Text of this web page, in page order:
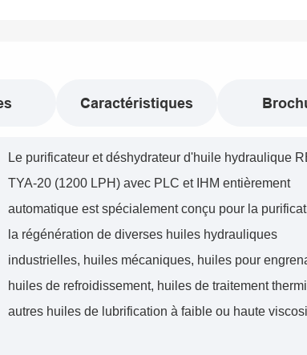
Caractéristiques
Le purificateur et déshydrateur d'huile hydraulique
TYA-20 (1200 LPH) avec PLC et IHM entièrement
automatique est spécialement conçu pour la
la régénération de diverses huiles hydrauliques
industrielles, huiles mécaniques, huiles pour
huiles de refroidissement, huiles de traitement
autres huiles de lubrification à faible ou haute